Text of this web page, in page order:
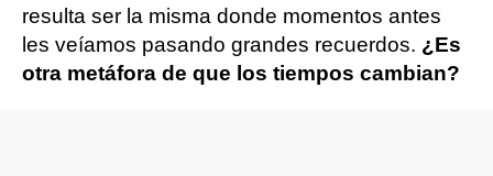
resulta ser la misma donde momentos antes
les veíamos pasando grandes recuerdos. ¿Es
otra metáfora de que los tiempos cambian?